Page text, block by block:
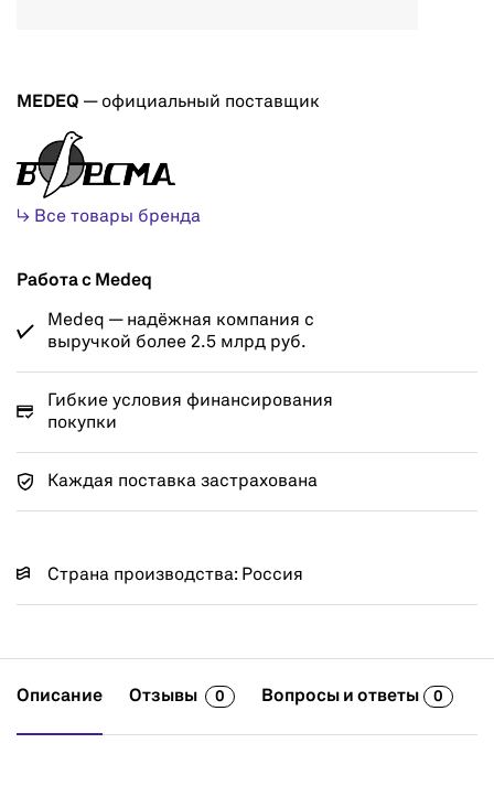
MEDEQ — официальный поставщик
↳ Все товары бренда
Работа с Medeq
Medeq — надёжная компания с
выручкой более 2.5 млрд руб.
Гибкие условия финансирования
покупки
Каждая поставка застрахована
Страна производства: Россия
Описание Отзывы 0 Вопросы и ответы 0